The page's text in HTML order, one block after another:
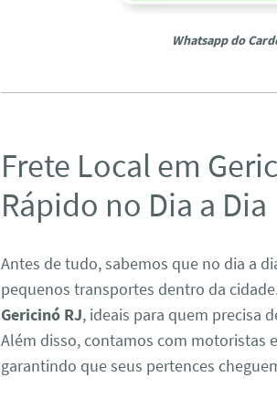
Whatsapp do
Frete Local em
Rápido no Dia a Dia
Antes de tudo, sabemos que no dia a
pequenos transportes dentro da
Gericinó RJ, ideais para quem precisa
Além disso, contamos com motoristas
garantindo que seus pertences